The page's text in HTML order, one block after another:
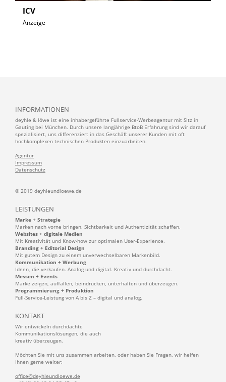
ICV
Anzeige
INFORMATIONEN
deyhle & löwe ist eine inhabergeführte Fullservice-Werbeagentur mit Sitz in
Gauting bei München. Durch unsere langjährige BtoB Erfahrung sind wir darauf
spezialisiert, uns differenziert in das Geschäft unserer Kunden mit oft
hochkomplexen technischen Produkten einzuarbeiten.
Agentur
Impressum
Datenschutz
© 2019 deyhleundloewe.de
LEISTUNGEN
Marke + Strategie
Marken nach vorne bringen. Sichtbarkeit und Authentizität schaffen.
Websites + digitale Medien
Mit Kreativität und Know-how zur optimalen User-Experience.
Branding + Editorial Design
Mit gutem Design zu einem unverwechselbaren Markenbild.
Kommunikation + Werbung
Ideen, die verkaufen. Analog und digital. Kreativ und durchdacht.
Messen + Events
Marke zeigen, auffallen, beindrucken, unterhalten und überzeugen.
Programmierung + Produktion
Full-Service-Leistung von A bis Z – digital und analog.
KONTAKT
Wir entwickeln durchdachte
Kommunikationslösungen, die auch
kreativ überzeugen.
Möchten Sie mit uns zusammen arbeiten, oder haben Sie Fragen, wir helfen
Ihnen gerne weiter:
office@deyhleundloewe.de